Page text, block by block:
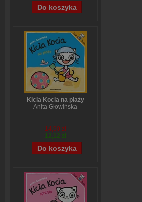
Kicia Kocia na plaży
Anita Głowińska
14,90 zł
12,12 zł